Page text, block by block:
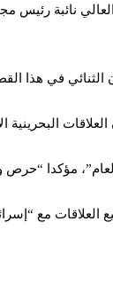
نائبة
في هذا
البحرينية
مؤكدا “حرص
بعد سنوات طويلة من علاقات ولقاءات